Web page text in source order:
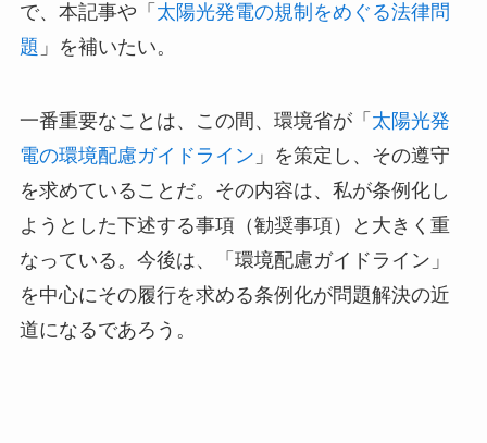
で、本記事や「 太陽光発電の規制をめぐる法律問
題 」を補いたい。
一番重要なことは、この間、環境省が「 太陽光発
電の環境配慮ガイドライン 」を策定し、その遵守
を求めていることだ。その内容は、私が条例化し
ようとした下述する事項（勧奨事項）と大きく重
なっている。今後は、「環境配慮ガイドライン」
を中心にその履行を求める条例化が問題解決の近
道になるであろう。